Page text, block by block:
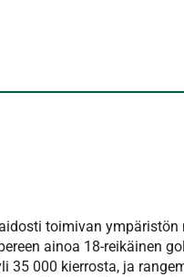
toimivan
ainoa 18-reikäinen
35 000 kierrosta, ja